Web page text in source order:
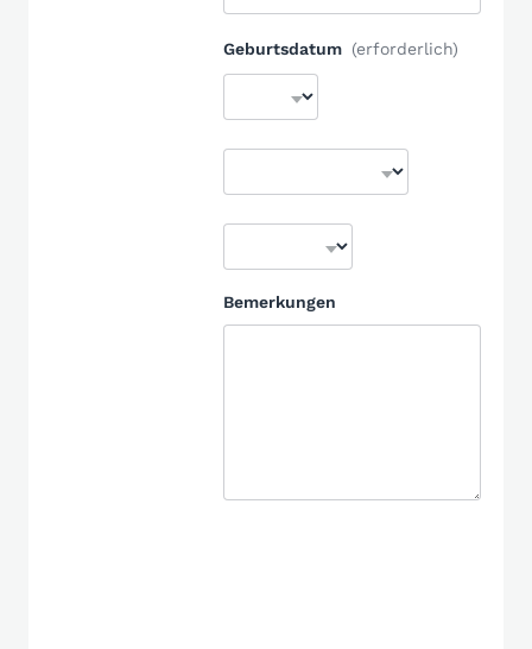
Geburtsdatum (erforderlich)
Bemerkungen